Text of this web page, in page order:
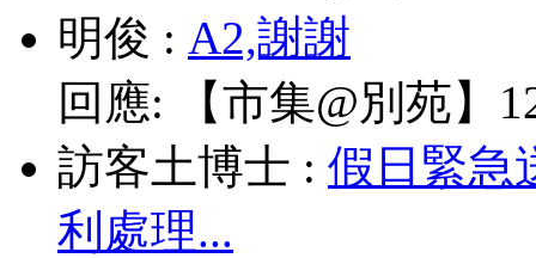
明俊 : A2,謝謝
回應:
【市集@別苑】
訪客土博士 : 假日緊急
利處理...